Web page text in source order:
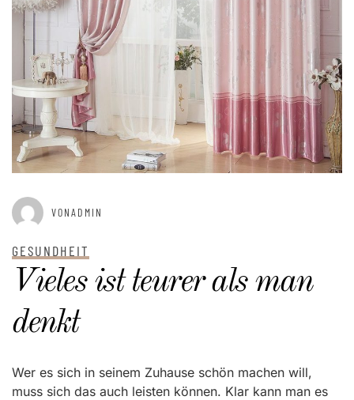
VONADMIN
GESUNDHEIT
Vieles ist teurer als man
denkt
Wer es sich in seinem Zuhause schön machen will,
muss sich das auch leisten können. Klar kann man es